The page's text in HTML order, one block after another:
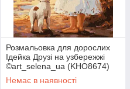
Розмальовка для дорослих
Ідейка Друзі на узбережжі
©art_selena_ua (KHO8674)
40 х 50 см
Немає в наявності